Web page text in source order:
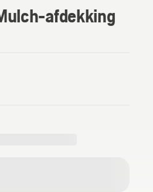
afdekking